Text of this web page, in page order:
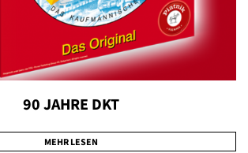
90 JAHRE DKT
MEHR LESEN